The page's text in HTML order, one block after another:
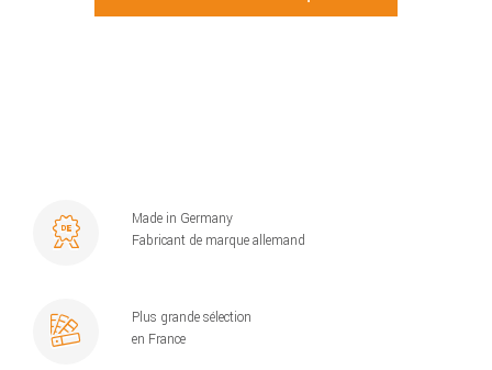
Made in Germany
Fabricant de marque allemand
Plus grande sélection
en France